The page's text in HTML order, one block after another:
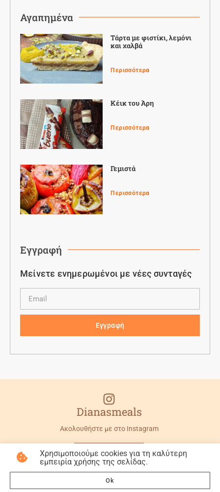
Αγαπημένα
Τάρτα με φιστίκι, λεμόνι
και χαλβά
Περισσότερα
Κέικ του Άρη
Περισσότερα
Γεμιστά
Περισσότερα
Εγγραφή
Μείνετε ενημερωμένοι με νέες συνταγές
Εγγραφή
Dianasmeals
Ακολουθήστε με στο Instagram
©2026 All rights reserved Made with
Πολιτική Απορρήτου
Χρησιμοποιούμε cookies για τη καλύτερη
εμπειρία χρήσης της σελίδας.
Ok